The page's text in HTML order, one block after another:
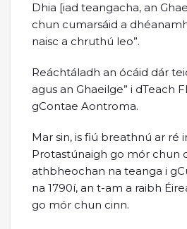
Dhia [iad teangacha, an
chun cumarsáid a
naisc a chruthú leo”.
Reáchtáladh an ócáid dár
agus an Ghaeilge” i dTeach
gContae Aontroma.
Mar sin, is fiú breathnú ar ré
Protastúnaigh go mór chun
athbheochan na teanga i
na 1790í, an t-am a raibh
go mór chun cinn.